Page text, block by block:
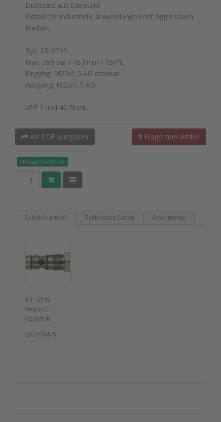
Dichtsatz aus Edelstahl.
Pistole für industrielle Anwendungen mit aggressiven
Medien.
Typ: ST-2715
Max. 350 bar / 45 l/min / 150°C
Eingang: M22x1,5 AG drehbar
Ausgang: M22x1,5 AG
VPE 1 und 40 Stück.
Als PDF ausgeben Frage zum Artikel
ab Lager lieferbar
Zubehörartikel Technische Daten Dokumente
ST-2715
Rep.KIT
Keramik
202700445